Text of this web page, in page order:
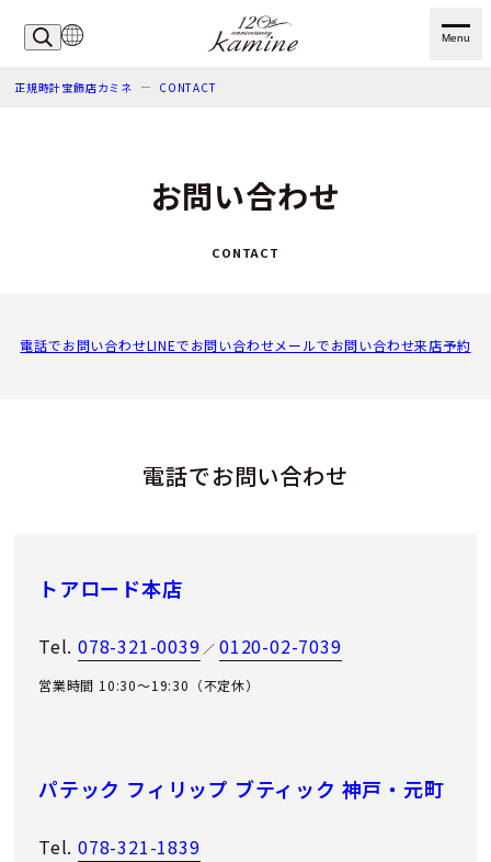
Menu
正規時計宝飾店カミネ CONTACT
お問い合わせ
CONTACT
電話でお問い合わせLINEでお問い合わせメールでお問い合わせ来店予約
電話でお問い合わせ
トアロード本店
Tel. 078-321-0039 ／0120-02-7039
営業時間 10:30～19:30（不定休）
パテック フィリップ ブティック 神戸・元町
Tel. 078-321-1839